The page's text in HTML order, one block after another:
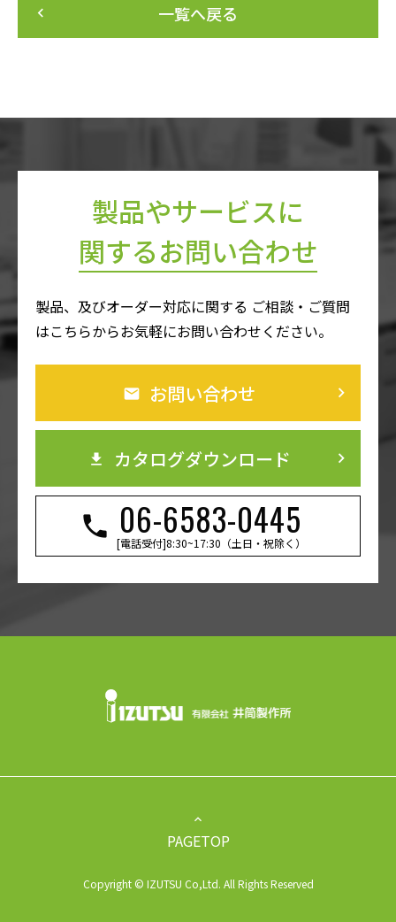
一覧へ戻る
keyboard_arrow_left
製品やサービスに
関するお問い合わせ
製品、及びオーダー対応に関する ご相談・ご質問
はこちらからお気軽にお問い合わせください。
お問い合わせ keyboard_arrow_right
カタログダウンロード keyboard_arrow_right
06-6583-0445
[電話受付]8:30~17:30（土日・祝除く）
keyboard_arrow_up
PAGETOP
Copyright © IZUTSU Co,Ltd. All Rights Reserved